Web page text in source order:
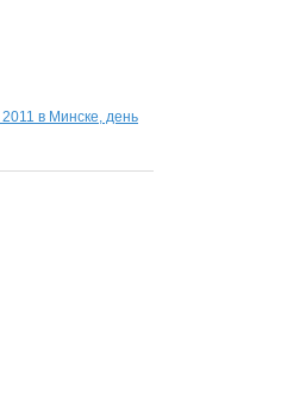
в Минске, день